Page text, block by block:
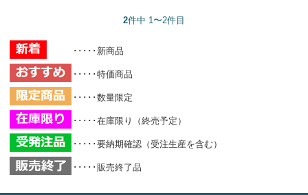
2件中 1〜2件目
･････新商品
･････特価商品
･････数量限定
･････在庫限り（終売予定）
･････要納期確認（受注生産を含む）
･････販売終了品